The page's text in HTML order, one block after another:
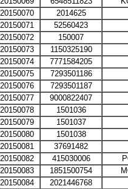
20150070
2014625
20150071
52560423
20150072
150007
20150073
1150325190
20150074
7771584205
20150075
7293501186
20150076
7293501187
20150077
9000822407
20150078
1501036
20150079
1501037
20150080
1501038
20150081
37691482
20150082
415030006
20150083
1851500754
20150084
2021446768